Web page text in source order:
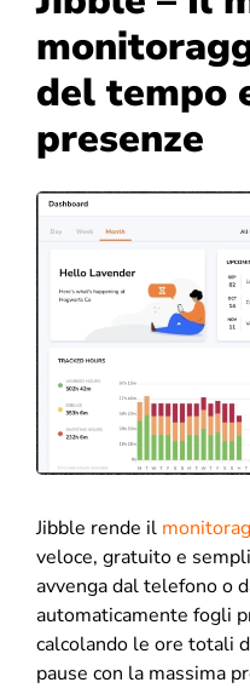
del tempo
presenze
Jibble rende il
veloce, gratuito e
avvenga dal telefono o
automaticamente fogli
calcolando le ore totali
pause con la massima